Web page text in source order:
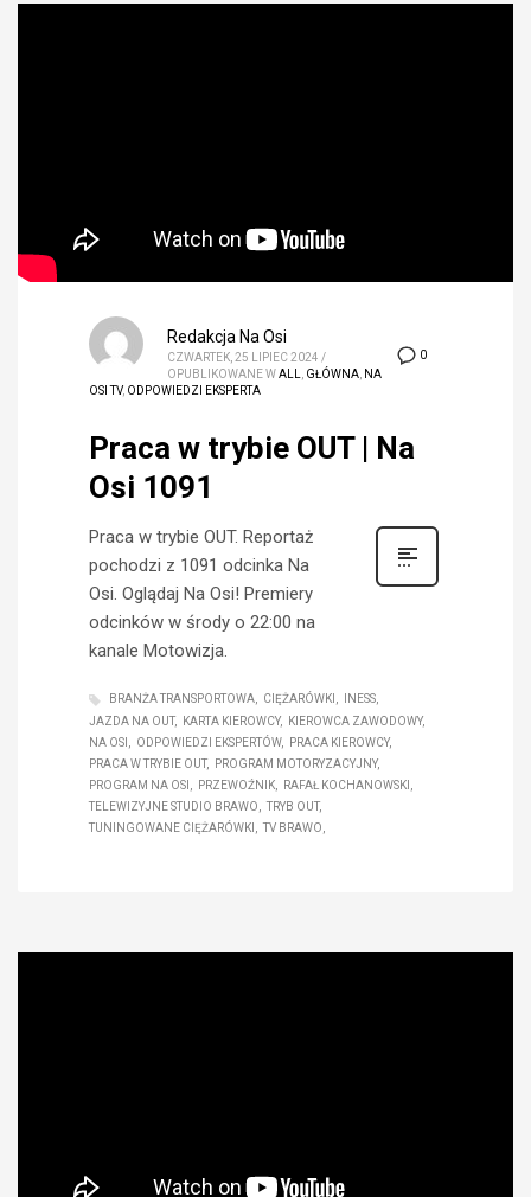
0
Redakcja Na Osi
CZWARTEK, 25 LIPIEC 2024 /
OPUBLIKOWANE WALL, GŁÓWNA, NA
OSI TV, ODPOWIEDZI EKSPERTA
Praca w trybie OUT | Na
Osi 1091
Praca w trybie OUT. Reportaż
pochodzi z 1091 odcinka Na
Osi. Oglądaj Na Osi! Premiery
odcinków w środy o 22:00 na
kanale Motowizja.
BRANŻA TRANSPORTOWA CIĘŻARÓWKI
INESS
JAZDA NA OUT
KARTA KIEROWCY
KIEROWCA ZAWODOWY
NA OSI
ODPOWIEDZI EKSPERTÓW
PRACA KIEROWCY
PRACA W TRYBIE OUT
PROGRAM MOTORYZACYJNY
PROGRAM NA OSI
PRZEWOŹNIK
RAFAŁ KOCHANOWSKI
TELEWIZYJNE STUDIO BRAWO
TRYB OUT
TUNINGOWANE CIĘŻARÓWKI
TV BRAWO